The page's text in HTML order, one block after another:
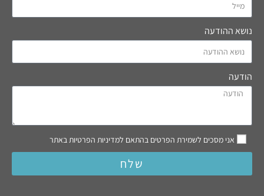
נושא ההודעה
הודעה
אני מסכים לשמירת הפרטים בהתאם למדיניות הפרטיות באתר
שלח